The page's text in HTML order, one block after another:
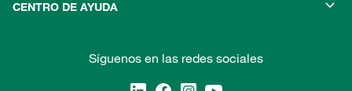
CENTRO DE AYUDA
Síguenos en las redes sociales